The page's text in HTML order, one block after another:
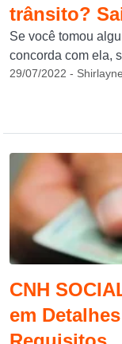
trânsito?
Se você tomou
concorda com ela,
29/07/2022 - Shirlayne
CNH
em